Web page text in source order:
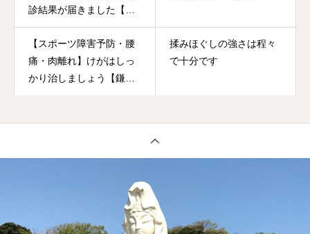
診結果が届きました【鎌
倉市大船・からだのしく
み工房 石塚整体鍼灸治療
院】
【スポーツ障害予防・腰
痛・肉離れ】けがはしっ
かり治しましょう【鎌倉
揉みほぐしの強さは程々
で十分です